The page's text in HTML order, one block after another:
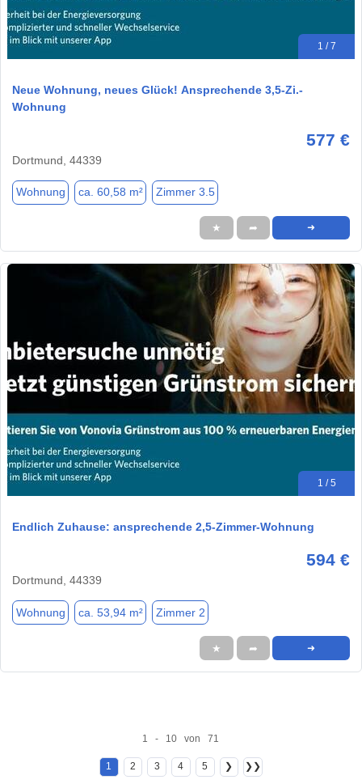
1 / 7
Neue Wohnung, neues Glück! Ansprechende 3,5-Zi.-
Wohnung
577 €
Dortmund, 44339
Wohnung ca. 60,58 m² Zimmer 3.5
★ ➦ ➜
1 / 5
Endlich Zuhause: ansprechende 2,5-Zimmer-Wohnung
594 €
Dortmund, 44339
Wohnung ca. 53,94 m² Zimmer 2
★ ➦ ➜
1 - 10 von 71
1 2 3 4 5 ❯ ❯❯